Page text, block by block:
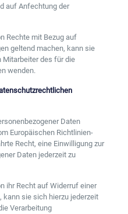
auf Anfechtung der
Rechte mit Bezug auf
geltend machen, kann sie
Mitarbeiter des für die
wenden.
Daten
Europäischen Richtlinien-
Recht, eine Einwilligung zur
Daten jederzeit zu
ihr Recht auf Widerruf einer
kann sie sich hierzu jederzeit
Verarbeitung